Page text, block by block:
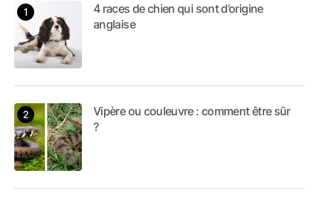
4 races de chien qui sont d’origine
anglaise
Vipère ou couleuvre : comment être sûr
?